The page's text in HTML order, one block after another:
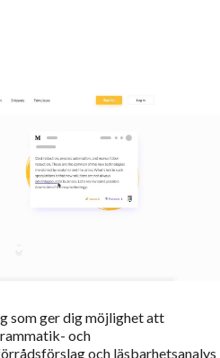
som ger dig möjlighet att
och
och läsbarhetsanalys